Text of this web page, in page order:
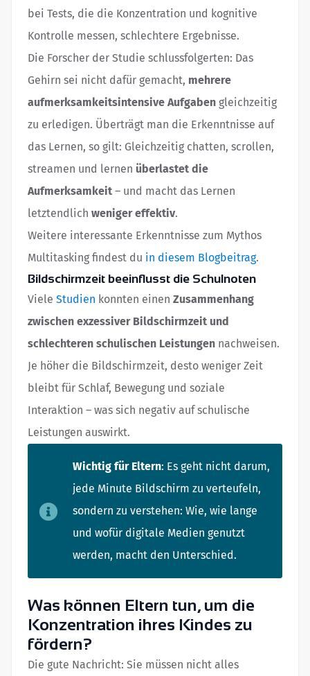
bei Tests, die die Konzentration und kognitive
Kontrolle messen, schlechtere Ergebnisse.
Die Forscher der Studie schlussfolgerten: Das
Gehirn sei nicht dafür gemacht, mehrere
aufmerksamkeitsintensive Aufgaben gleichzeitig
zu erledigen. Überträgt man die Erkenntnisse auf
das Lernen, so gilt: Gleichzeitig chatten, scrollen,
streamen und lernen überlastet die
Aufmerksamkeit – und macht das Lernen
letztendlich weniger effektiv.
Weitere interessante Erkenntnisse zum Mythos
Multitasking findest du in diesem Blogbeitrag.
Bildschirmzeit beeinflusst die Schulnoten
Viele Studien konnten einen Zusammenhang
zwischen exzessiver Bildschirmzeit und
schlechteren schulischen Leistungen nachweisen.
Je höher die Bildschirmzeit, desto weniger Zeit
bleibt für Schlaf, Bewegung und soziale
Interaktion – was sich negativ auf schulische
Leistungen auswirkt.
Wichtig für Eltern: Es geht nicht darum,
jede Minute Bildschirm zu verteufeln,
sondern zu verstehen: Wie, wie lange
und wofür digitale Medien genutzt
werden, macht den Unterschied.
Was können Eltern tun, um die
Konzentration ihres Kindes zu
fördern?
Die gute Nachricht: Sie müssen nicht alles